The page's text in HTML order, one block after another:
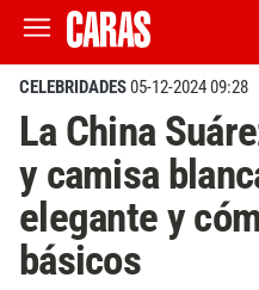
CELEBRIDADES05-12-2024 09:28
La China
y camisa
elegante y
básicos